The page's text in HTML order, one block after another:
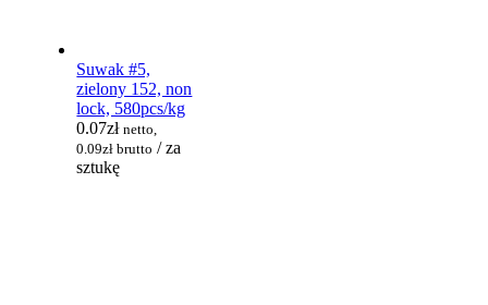
Suwak #5,
zielony 152, non
lock, 580pcs/kg
0.07zł netto,
0.09zł brutto / za
sztukę